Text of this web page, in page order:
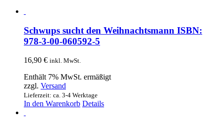
Schwups sucht den Weihnachtsmann ISBN:
978-3-00-060592-5
16,90 € inkl. MwSt.
Enthält 7% MwSt. ermäßigt
zzgl. Versand
Lieferzeit: ca. 3-4 Werktage
In den Warenkorb Details